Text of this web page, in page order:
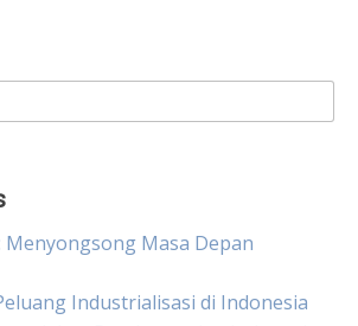
Menyongsong Masa Depan
Industrialisasi di Indonesia